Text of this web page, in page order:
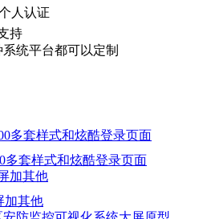
人认证
持
统平台都可以定制
多套样式和炫酷登录页面
加其他